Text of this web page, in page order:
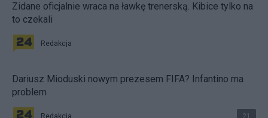
Zidane oficjalnie wraca na ławkę trenerską. Kibice tylko na
to czekali
Redakcja
Dariusz Mioduski nowym prezesem FIFA? Infantino ma
problem
Redakcja 21